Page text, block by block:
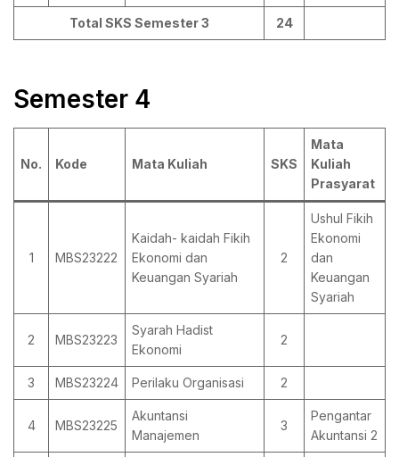
Total SKS Semester 3 24
Semester 4
No. Kode Mata Kuliah SKS
Mata
Kuliah
Prasyarat
1 MBS23222
Kaidah- kaidah Fikih
Ekonomi dan
Keuangan Syariah
2
Ushul Fikih
Ekonomi
dan
Keuangan
Syariah
2 MBS23223
Syarah Hadist
Ekonomi
2
3 MBS23224 Perilaku Organisasi 2
4 MBS23225
Akuntansi
Manajemen
3
Pengantar
Akuntansi 2